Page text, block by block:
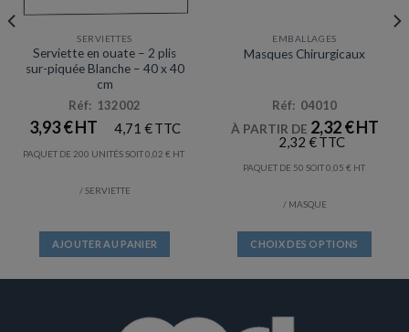
SERVIETTES
Serviette en ouate – 2 plis
sur-piquée Blanche – 40 x 40
cm
Réf: 132002
3,93€ 4,71 €
PAQUET DE 200 UNITÉS SOIT0,02 €
/ SERVIETTE
AJOUTER AU PANIER
EMBALLAGES
Masques Chirurgicaux
Réf: 04010
À PARTIR DE 2,32€
2,32 €
PAQUET DE 50 SOIT 0,05 €
/ MASQUE
CHOIX DES OPTIONS